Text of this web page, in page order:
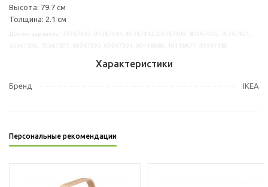
Высота: 79.7 см
Толщина: 2.1 см
Характеристики
Бренд IKEA
Персональные рекомендации